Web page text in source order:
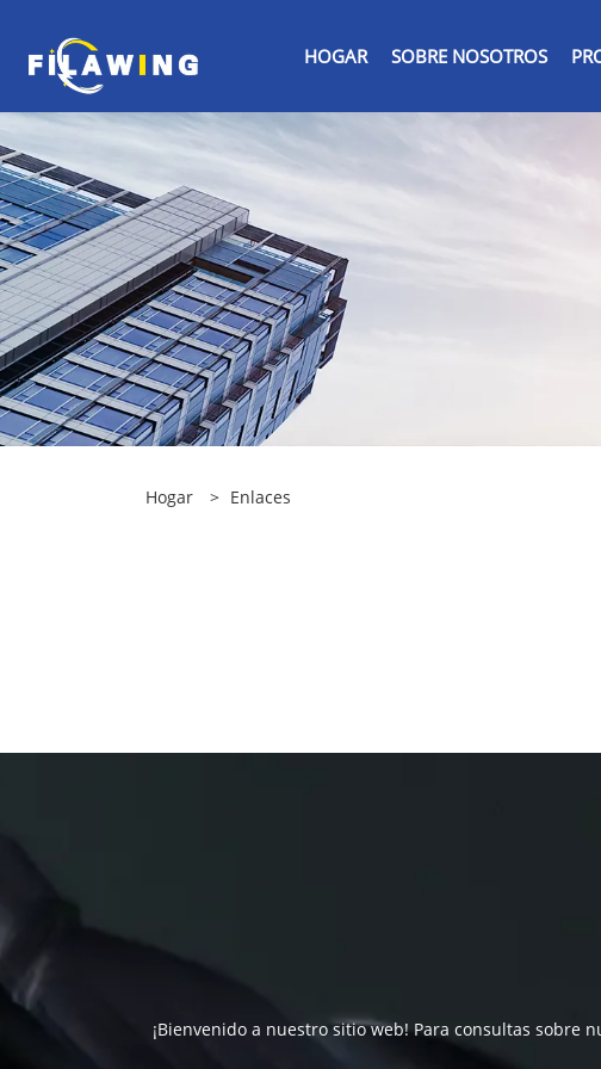
HOGAR SOBRE NOSOTROS
Hogar > Enlaces
¡Bienvenido a nuestro sitio web! Para consultas sobre